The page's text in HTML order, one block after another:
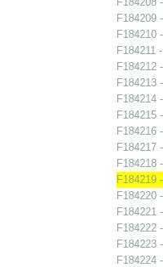
F184209
F184210
F184211
F184212
F184213
F184214
F184215
F184216
F184217
F184218
F184219
F184220
F184221
F184222
F184223
F184224